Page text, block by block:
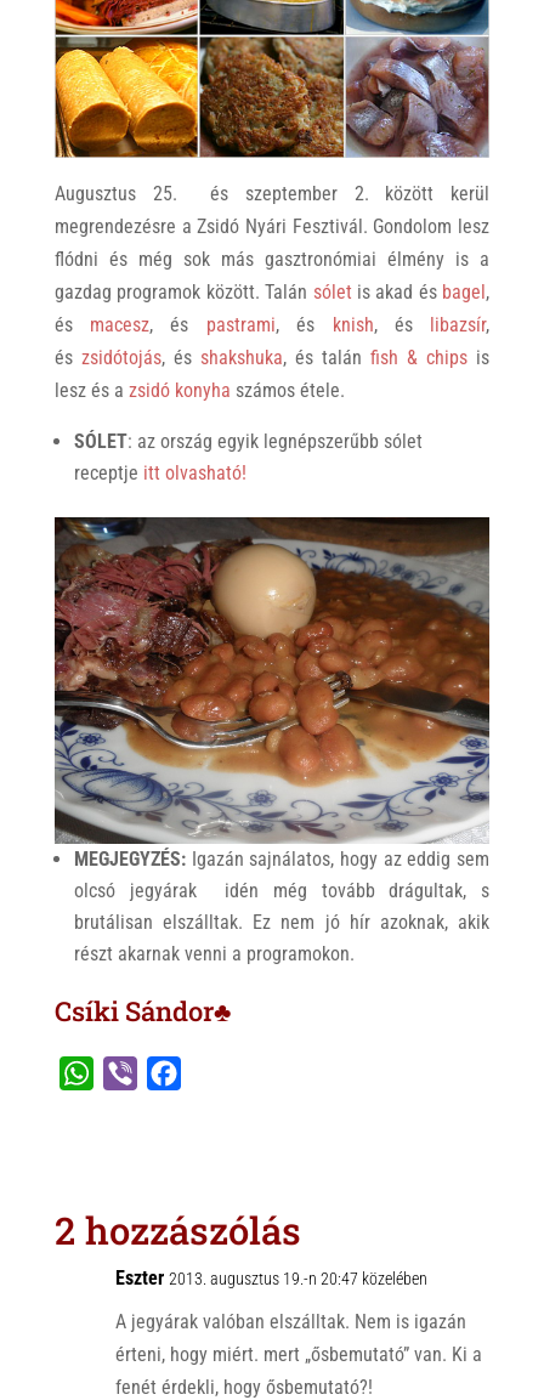
Augusztus 25. és szeptember 2. között kerül
megrendezésre a Zsidó Nyári Fesztivál. Gondolom lesz
flódni és még sok más gasztronómiai élmény is a
gazdag programok között. Talán sólet is akad és bagel,
és macesz, és pastrami, és knish, és libazsír,
és zsidótojás, és shakshuka, és talánfish & chips is
lesz és a zsidó konyha számos étele.
SÓLET: az ország egyik legnépszerűbb sólet
receptje itt olvasható!
MEGJEGYZÉS: Igazán sajnálatos, hogy az eddig sem
olcsó jegyárak idén még tovább drágultak, s
brutálisan elszálltak. Ez nem jó hír azoknak, akik
részt akarnak venni a programokon.
Csíki Sándor♣
A
o
o
2 hozzászólás
Eszter 2013. augusztus 19.-n 20:47 közelében
A jegyárak valóban elszálltak. Nem is igazán
érteni, hogy miért. mert „ősbemutató” van. Ki a
fenét érdekli, hogy ősbemutató?!